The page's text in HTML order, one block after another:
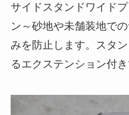
サイドスタンドワイド
ン～砂地や未舗装地で
みを防止します。スタ
るエクステンション付